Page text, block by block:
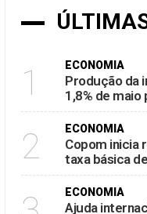
1 ECONOMIA
Produção da
1,8% de maio
2 ECONOMIA
Copom inicia
taxa básica
ECONOMIA
Ajuda